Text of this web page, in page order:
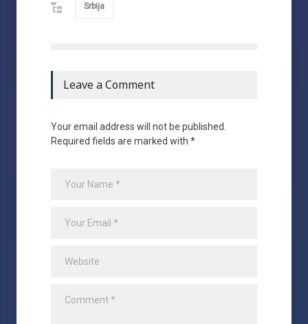
Srbija
Leave a Comment
Your email address will not be published.
Required fields are marked with *